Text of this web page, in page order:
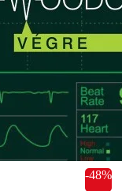
-48%